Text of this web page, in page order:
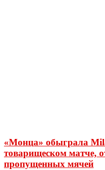
«Монца» обыграла
товарищеском матче,
пропущенных мячей